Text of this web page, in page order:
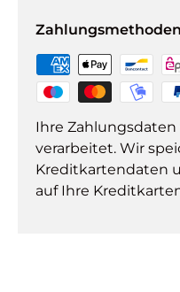
Zahlungsmethoden
Ihre
verarbeitet. Wir
Kreditkartendaten
auf Ihre